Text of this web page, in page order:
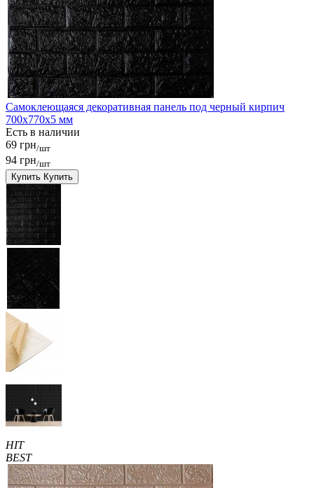
Самоклеющаяся декоративная панель под черный кирпич
700x770x5 мм
Есть в наличии
69 грн/шт
94 грн/шт
Купить Купить
HIT
BEST